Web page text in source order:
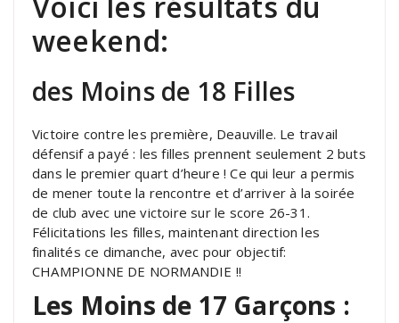
weekend:
des Moins de 18 Filles
Victoire contre les première, Deauville. Le travail
défensif a payé : les filles prennent seulement 2 buts
dans le premier quart d’heure ! Ce qui leur a permis
de mener toute la rencontre et d’arriver à la soirée
de club avec une victoire sur le score 26-31.
Félicitations les filles, maintenant direction les
finalités ce dimanche, avec pour objectif:
CHAMPIONNE DE NORMANDIE !!
Les Moins de 17 Garçons :